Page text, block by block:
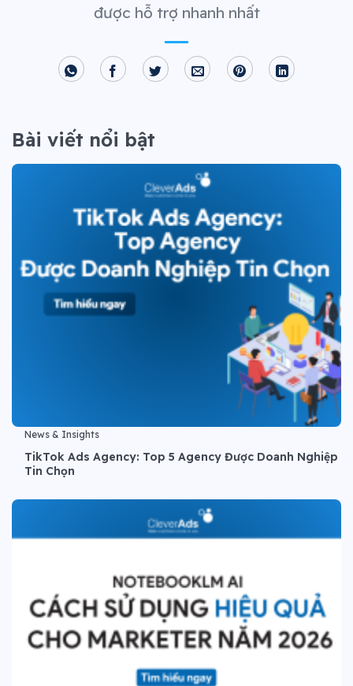
được hỗ trợ nhanh nhất
Bài viết nổi bật
News & Insights
TikTok Ads Agency: Top 5 Agency Được Doanh Nghiệp
Tin Chọn